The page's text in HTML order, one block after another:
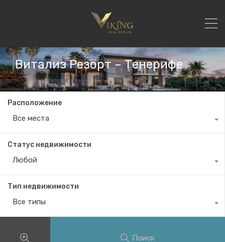
Витализ Резорт – Тенерифе
Расположение
Все места
Статус недвижимости
Любой
Тип недвижимости
Все типы
Поиск